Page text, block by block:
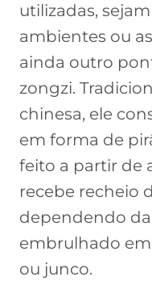
utilizadas,
ambientes ou
ainda outro
zongzi.
chinesa, ele
em forma de
feito a partir de
recebe recheio
dependendo da
embrulhado
ou junco.